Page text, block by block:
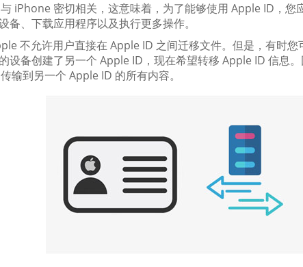
iPhone 密切相关，这意味着，为了能够使用 Apple ID，
备、下载应用程序以及执行更多操作。
不允许用户直接在 Apple ID 之间迁移文件。但是，有时
设备创建了另一个 Apple ID，现在希望转移 Apple ID 信息
输到另一个 Apple ID 的所有内容。